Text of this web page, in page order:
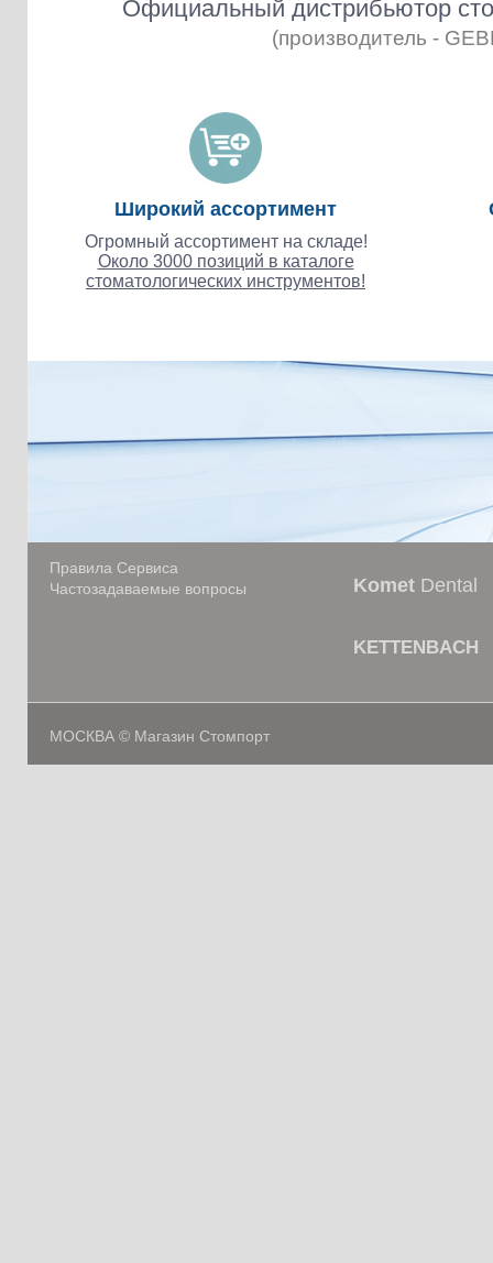
Официальный дистрибьютор
(производитель -
Широкий ассортимент
Огромный ассортимент на складе!
Около 3000 позиций в каталоге
стоматологических инструментов!
Правила Сервиса
Частозадаваемые вопросы
Komet Dental
KETTENBACH
МОСКВА © Магазин Стомпорт